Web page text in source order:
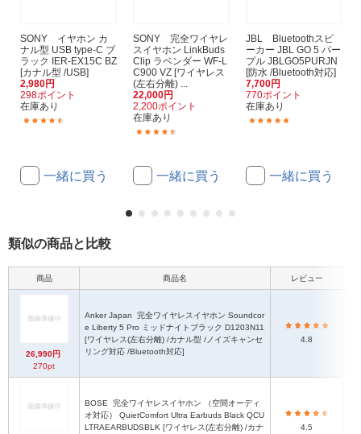
SONY イヤホン カ
ナル型 USB type-C ブ
ラック IER-EX15C BZ
[カナル型 /USB]
2,980円
298ポイント
在庫あり
一緒に買う
SONY 完全ワイヤレ
スイヤホン LinkBuds
Clip ラベンダー WF-L
C900 VZ [ワイヤレス
(左右分離) ...
22,000円
2,200ポイント
在庫あり
一緒に買う
JBL Bluetoothスピ
ーカー JBL GO 5 パー
プル JBLGO5PURJN
[防水 /Bluetooth対応]
7,700円
770ポイント
在庫あり
一緒に買う
類似の商品と比較
商品 商品名 レビュー
26,990円
270pt
Anker Japan
e Liberty 5 Pro ミッドナイトブラック D1203N11
[ワイヤレス(左右分離) /カナル型 /ノイズキャンセ
リング対応 /Bluetooth対応]
4.8
BOSE
オ対応） QuietComfort Ultra Earbuds Black QCU
LTRAEARBUDSBLK [ワイヤレス(左右分離) /カナ
4.5